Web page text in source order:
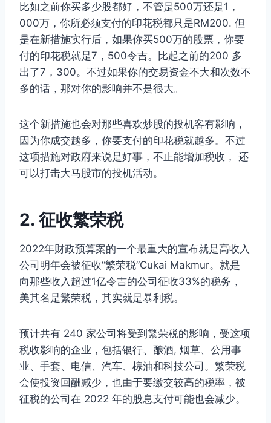
比如之前你买多少股都好，不管是500万还是1，
000万，你所必须支付的印花税都只是RM200. 但
是在新措施实行后，如果你买500万的股票，你要
付的印花税就是7，500令吉。比起之前的200 多
出了7，300。不过如果你的交易资金不大和次数不
多的话，那对你的影响并不是很大。
这个新措施也会对那些喜欢炒股的投机客有影响，
因为你成交越多，你要支付的印花税就越多。不过
这项措施对政府来说是好事，不止能增加税收， 还
可以打击大马股市的投机活动。
2. 征收繁荣税
2022年财政预算案的一个最重大的宣布就是高收入
公司明年会被征收“繁荣税”Cukai Makmur。就是
向那些收入超过1亿令吉的公司征收33%的税务，
美其名是繁荣税，其实就是暴利税。
预计共有 240 家公司将受到繁荣税的影响，受这项
税收影响的企业，包括银行、酿酒, 烟草、公用事
业、手套、电信、汽车、棕油和科技公司。繁荣税
会使投资回酬减少，也由于要缴交较高的税率，被
征税的公司在 2022 年的股息支付可能也会减少。